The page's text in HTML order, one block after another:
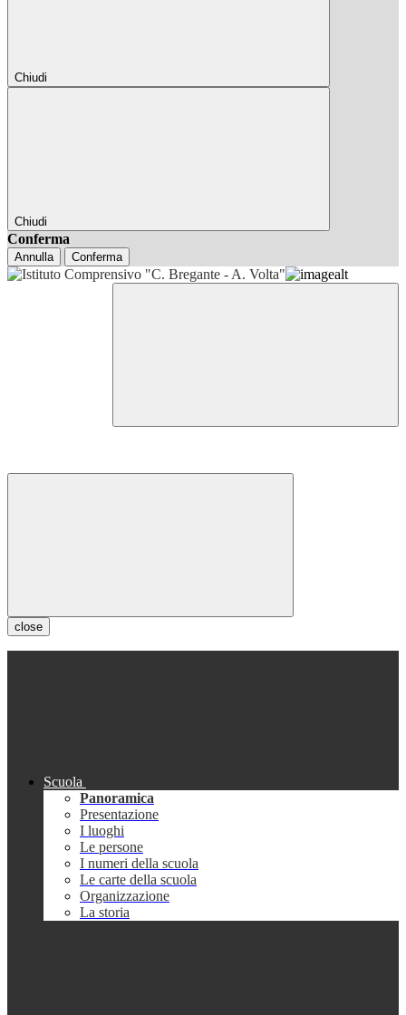
Chiudi
Chiudi
Conferma
Annulla Conferma
close
Scuola
Panoramica
Presentazione
I luoghi
Le persone
I numeri della scuola
Le carte della scuola
Organizzazione
La storia